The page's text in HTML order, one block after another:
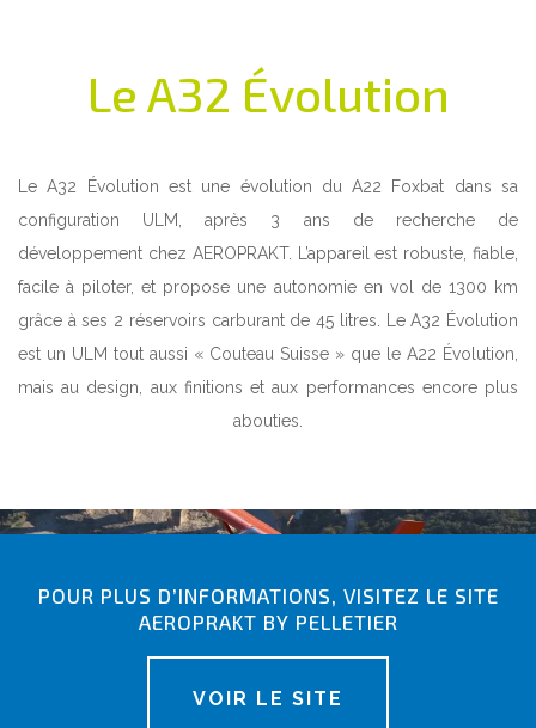
Le A32 Évolution
Le A32 Évolution est une évolution du A22 Foxbat dans sa
configuration ULM, après 3 ans de recherche de
développement chez AEROPRAKT. L’appareil est robuste, fiable,
facile à piloter, et propose une autonomie en vol de 1300 km
grâce à ses 2 réservoirs carburant de 45 litres. Le A32 Évolution
est un ULM tout aussi « Couteau Suisse » que le A22 Évolution,
mais au design, aux finitions et aux performances encore plus
abouties.
POUR PLUS D’INFORMATIONS, VISITEZ LE SITE
AEROPRAKT BY PELLETIER
VOIR LE SITE